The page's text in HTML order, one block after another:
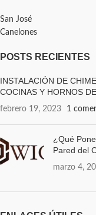
San José
Canelones
POSTS RECIENTES
INSTALACIÓN DE
COCINAS Y HORNOS
febrero 19, 2023 1
¿Qué
Pared del
marzo 4,